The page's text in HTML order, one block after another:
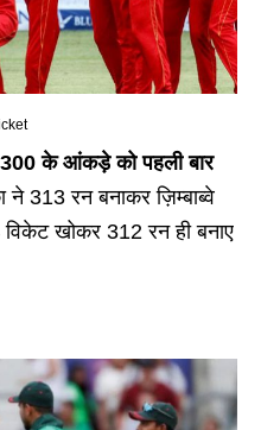
के आंकड़े को पहली बार
313 रन बनाकर ज़िम्बाब्वे
विकेट खोकर 312 रन ही बनाए